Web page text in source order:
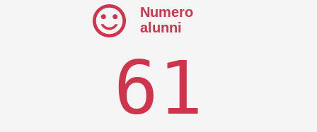
Numero
alunni
61